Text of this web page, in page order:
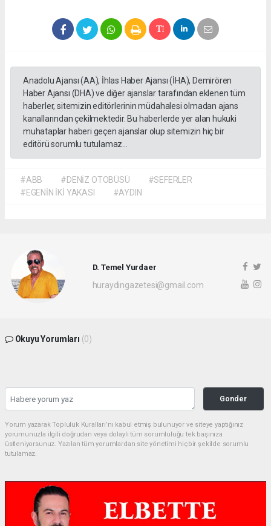
Anadolu Ajansı (AA), İhlas Haber Ajansı (İHA), Demirören
Haber Ajansı (DHA) ve diğer ajanslar tarafından eklenen tüm
haberler, sitemizin editörlerinin müdahalesi olmadan ajans
kanallarından çekilmektedir. Bu haberlerde yer alan hukuki
muhataplar haberi geçen ajanslar olup sitemizin hiç bir
editörü sorumlu tutulamaz...
#ABB #DENİZ OTOBÜSÜ
#SEFERLER
#EGENİN İKİ YAKASI
#AYDIN
D. Temel Yurdaer
huraydingazetesi@gmail.com
Okuyu Yorumları (0)
Gonder
Yorum yazarak Topluluk Kuralları’nı kabul etmiş bulunuyor ve siteye yaptığınız
yorumunuzla ilgili doğrudan veya dolaylı tüm sorumluluğu tek başınıza
üstleniyorsunuz. Yazılan tüm yorumlardan site yönetimi hiçbir şekilde sorumlu
tutulamaz.